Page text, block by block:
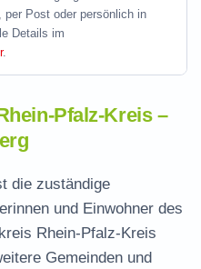
per Post oder persönlich in
Details im
.
Pfalz-Kreis –
die zuständige
und Einwohner des
Rhein-Pfalz-Kreis
Gemeinden und